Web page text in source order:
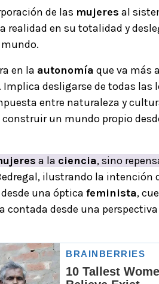
de las mujeres al
realidad en su totalidad y
en la autonomía que va más
desligarse de todas las
entre naturaleza y
un mundo propio
a la ciencia, sino
ilustrando la intención
una óptica feminista,
desde una